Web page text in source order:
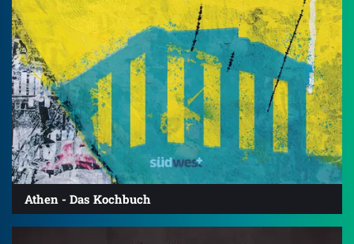
Athen - Das Kochbuch